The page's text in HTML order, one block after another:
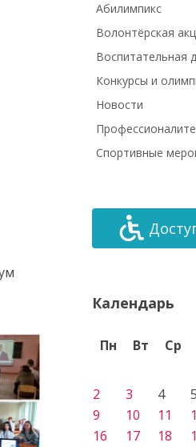
Абилимпикс
Волонтёрская
Воспитательная
Конкурсы и
Новости
Спортивные
Календарь
Пн Вт Ср
2
3 4 5
9
10 11
16
17 18